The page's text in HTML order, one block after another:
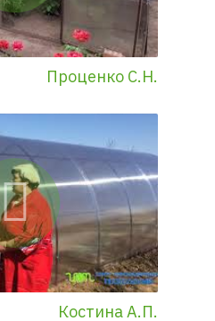
Проценко С.Н.
Костина А.П.